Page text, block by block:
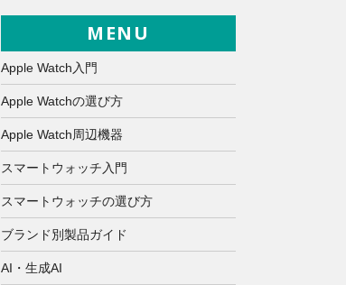
MENU
Apple Watch入門
Apple Watchの選び方
Apple Watch周辺機器
スマートウォッチ入門
スマートウォッチの選び方
ブランド別製品ガイド
AI・生成AI